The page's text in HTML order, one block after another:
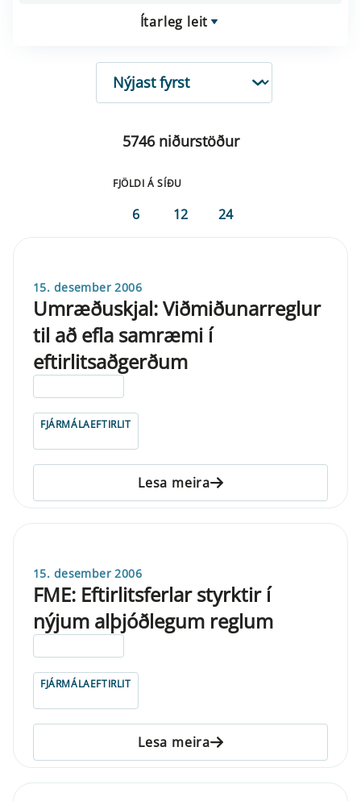
Ítarleg leit
RÖÐUN
5746 niðurstöður
FJÖLDI Á SÍÐU
6 12 24
15. desember 2006
Umræðuskjal: Viðmiðunarreglur
til að efla samræmi í
eftirlitsaðgerðum
FJÁRMÁLAEFTIRLIT
Lesa meira
15. desember 2006
FME: Eftirlitsferlar styrktir í
nýjum alþjóðlegum reglum
FJÁRMÁLAEFTIRLIT
Lesa meira